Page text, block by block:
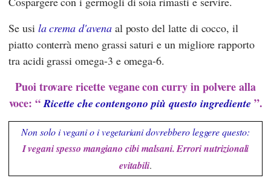
Se usi la crema d'avenaal posto del latte di cocco, il
piatto conterrà meno grassi saturi e un migliore rapporto
tra acidi grassi omega-3 e omega-6.
Puoi trovare ricette vegane con curry in polvere alla
voce: “Ricette che contengono più questo ingrediente ”.
Non solo i vegani o i vegetariani dovrebbero leggere questo:
I vegani spesso mangiano cibi malsani. Errori nutrizionali
evitabili.